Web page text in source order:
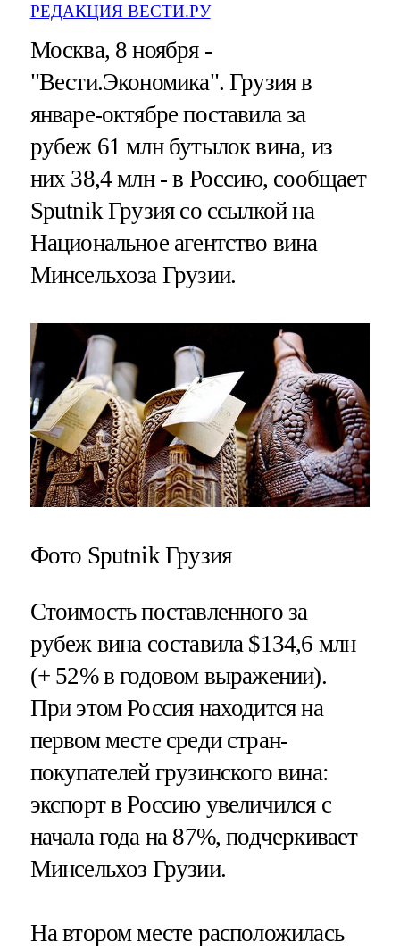
РЕДАКЦИЯ ВЕСТИ.РУ
Москва, 8 ноября -
"Вести.Экономика". Грузия в
январе-октябре поставила за
рубеж 61 млн бутылок вина, из
них 38,4 млн - в Россию, сообщает
Sputnik Грузия со ссылкой на
Национальное агентство вина
Минсельхоза Грузии.
Фото Sputnik Грузия
Стоимость поставленного за
рубеж вина составила $134,6 млн
(+ 52% в годовом выражении).
При этом Россия находится на
первом месте среди стран-
покупателей грузинского вина:
экспорт в Россию увеличился с
начала года на 87%, подчеркивает
Минсельхоз Грузии.
На втором месте расположилась